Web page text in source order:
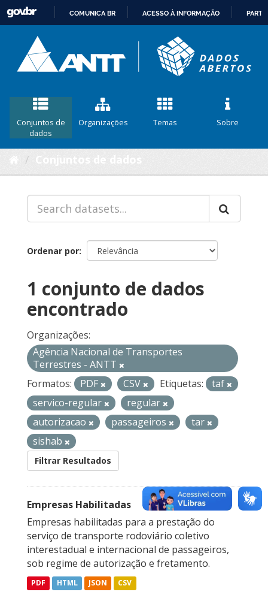
CONTEÚDO
COMUNICA BR ACESSO À INFORMAÇÃO
Conjuntos de
dados
Organizações Temas Sobre
Ordenar por
1 conjunto de dados
encontrado
Organizações:
Agência Nacional de Transportes
Terrestres - ANTT
Formatos:
PDF CSV Etiquetas:
taf
servico-regular
regular
autorizacao
passageiros
tar
sishab
Filtrar Resultados
Empresas Habilitadas
Empresas habilitadas para a prestação do
serviço de transporte rodoviário coletivo
interestadual e internacional de passageiros,
sob regime de autorização e fretamento.
PDF HTML JSON CSV